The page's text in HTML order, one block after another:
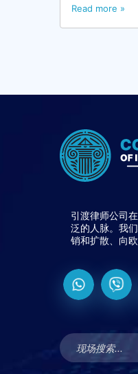
Read more »
引渡律师公司
泛的人脉。我
销和扩散、向